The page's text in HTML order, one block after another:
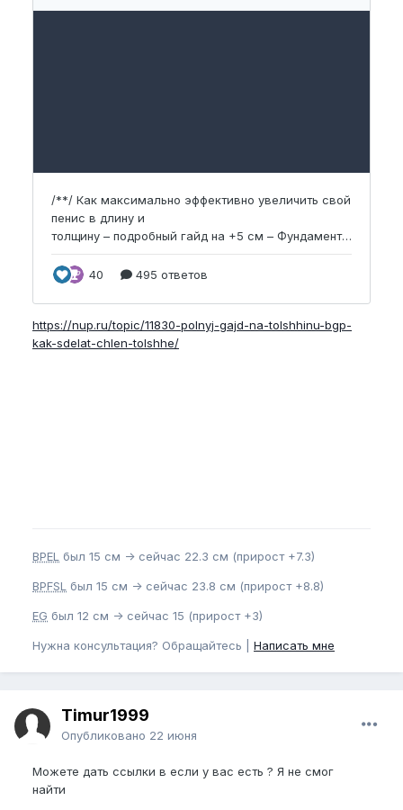
https://nup.ru/topic/11830-polnyj-gajd-na-tolshhinu-bgp-
kak-sdelat-chlen-tolshhe/
BPEL был 15 см -> сейчас 22.3 см (прирост +7.3)
BPFSL был 15 см -> сейчас 23.8 см (прирост +8.8)
EG был 12 см -> сейчас 15 (прирост +3)
Нужна консультация? Обращайтесь | Написать мне
Timur1999
Опубликовано 22 июня
Можете дать ссылки в если у вас есть ? Я не смог
найти